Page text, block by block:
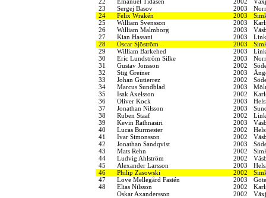
23
Sergej Basov 2003
24
Felix Wrakén 2003
25
William Svensson 2003
26
William Malmborg 2003
27
Kian Hassani 2003
28
Oscar Sjöström 2003
29
William Barkehed 2003
30
Eric Lundström Silke 2003
31
Gustav Jonsson 2002
32
Stig Greiner 2003
33
Johan Gutierrez 2002
34
Marcus Sundblad 2003
35
Isak Axelsson 2002
36
Oliver Kock 2003
37
Jonathan Nilsson 2003
38
Ruben Staaf 2002
39
Kevin Rathnasiri 2003
40
Lucas Burmester 2002
41
Ivar Simonsson 2002
42
Jonathan Sandqvist 2003
43
Mats Rehn 2002
44
Ludvig Ahlström 2002
45
Alexander Larsson 2003
46
Philip Zasowski 2002
47
Love Mellegård Fastén 2003
48
Elias Nilsson 2002
Oskar Axandersson
2002